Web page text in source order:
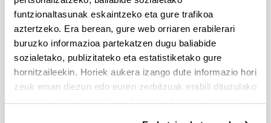
funtzionaltasunak eskaintzeko eta gure trafikoa
aztertzeko. Era berean, gure web orriaren erabilerari
buruzko informazioa partekatzen dugu baliabide
sozialetako, publizitateko eta estatistiketako gure
hornitzaileekin. Horiek aukera izango dute informazio hori
zeuk eman diezun edo euren zerbitzuak erabili dituzulako
eskuratu duten bestelako informazio batekin uztartzeko.